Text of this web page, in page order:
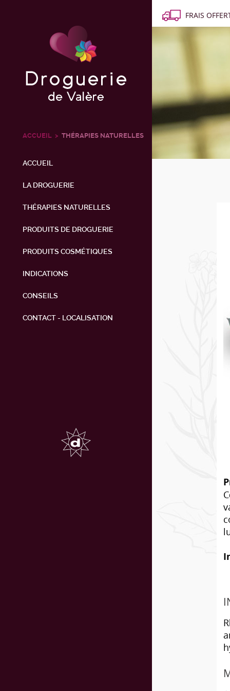
ACCUEIL THÉRAPIES NATURELLES
ACCUEIL
LA DROGUERIE
THÉRAPIES NATURELLES
PRODUITS DE DROGUERIE
PRODUITS COSMÉTIQUES
INDICATIONS
CONSEILS
CONTACT - LOCALISATION
FRAIS